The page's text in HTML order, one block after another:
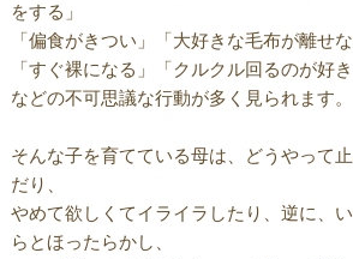
をする」
「偏食がきつい」「大好きな毛布が離せな
「すぐ裸になる」「クルクル回るのが好き
などの不可思議な行動が多く見られます。
そんな子を育てている母は、どうやって
だり、
やめて欲しくてイライラしたり、逆に、
らとほったらかし、